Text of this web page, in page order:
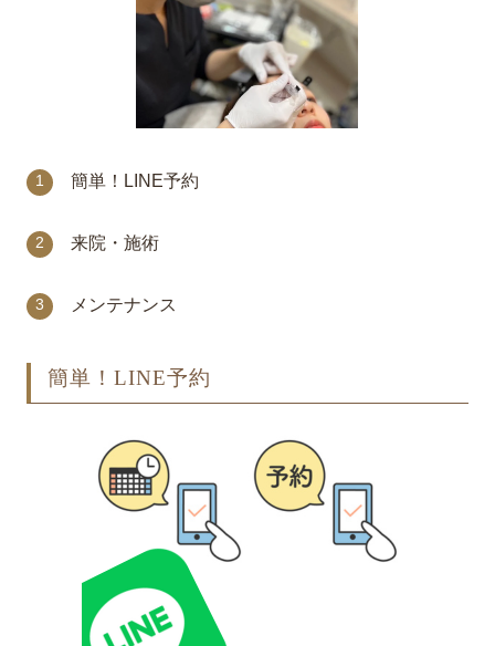
簡単！LINE予約
来院・施術
メンテナンス
簡単！LINE予約